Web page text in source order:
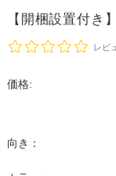
【開梱設置付き
レビ
価格:
向き：